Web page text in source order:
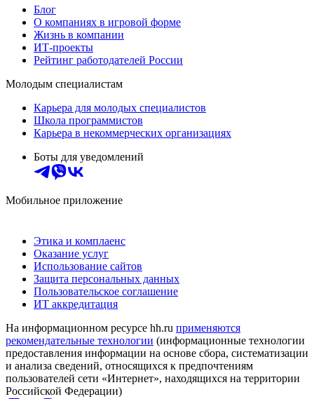
Блог
О компаниях в игровой форме
Жизнь в компании
ИТ-проекты
Рейтинг работодателей России
Молодым специалистам
Карьера для молодых специалистов
Школа программистов
Карьера в некоммерческих организациях
Боты для уведомлений
Мобильное приложение
Этика и комплаенс
Оказание услуг
Использование сайтов
Защита персональных данных
Пользовательское соглашение
ИТ аккредитация
На информационном ресурсе hh.ru применяются
рекомендательные технологии (информационные технологии
предоставления информации на основе сбора, систематизации
и анализа сведений, относящихся к предпочтениям
пользователей сети «Интернет», находящихся на территории
Российской Федерации)